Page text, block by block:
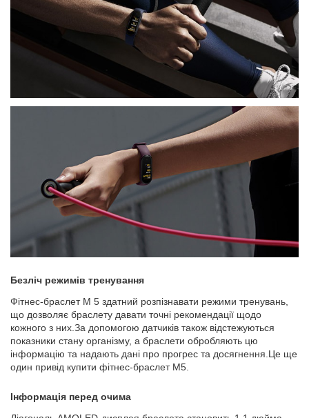
Безліч режимів тренування
Фітнес-браслет M 5 здатний розпізнавати режими тренувань,
що дозволяє браслету давати точні рекомендації щодо
кожного з них.За допомогою датчиків також відстежуються
показники стану організму, а браслети обробляють цю
інформацію та надають дані про прогрес та досягнення.Це ще
один привід купити фітнес-браслет М5.
Інформація перед очима